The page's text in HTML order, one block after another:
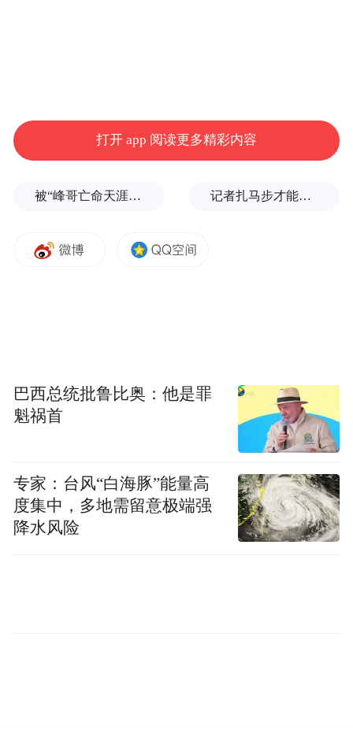
域。也可以完善创业孵化体系，打造“创业湖
南”平台，为创业者提供从资金到市场的全链
境。
议营造法制化营商环境，制定《湖南省营商
环境投诉受理办法》，设立投诉与反馈机
制，建立公检法司共同护航企业发展的联动
争和劳动者“职业碰瓷”现象频发的现状，出
台相关措施。建议提升外资吸引力，优化外
打开 app 阅读更多精彩内容
被“峰哥亡命天涯”举报偷税漏税，《铁齿铜牙纪晓岚》编剧汪海林回应 记者扎马步才能站稳，“白海豚”逼近浙江舟山，沿海已掀起大浪
巴西总统批鲁比奥：他是罪
魁祸首
专家：台风“白海豚”能量高
度集中，多地需留意极端强
降水风险